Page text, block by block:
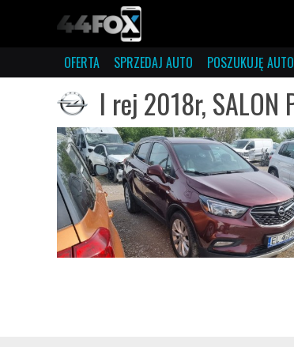
OFERTA SPRZEDAJ AUTO POSZUKUJĘ AUTO
I rej 2018r, SALON